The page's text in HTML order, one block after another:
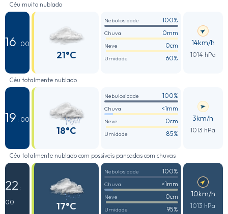
Céu muito nublado
16 : 00
21°C
Nebulosidade 100%
Chuva 0mm
Neve 0cm
Umidade 60%
14km/h
1014 hPa
Céu totalmente nublado
19 : 00
18°C
Nebulosidade 100%
Chuva <1mm
Neve 0cm
Umidade 85%
3km/h
1013 hPa
Céu totalmente nublado com possíveis pancadas com chuvas
22 :
00
17°C
Nebulosidade 100%
Chuva <1mm
Neve 0cm
Umidade 95%
10km/h
1013 hPa